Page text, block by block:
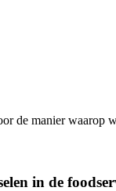
manier waarop
in de